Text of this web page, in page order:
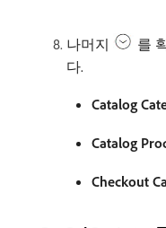
나머지
를
다.
Catalog
Catalog
Checkout